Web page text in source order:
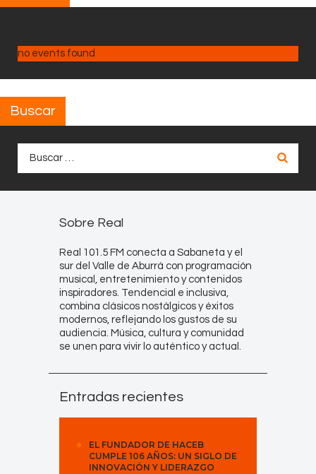
no events found
Buscar
Sobre Real
Real 101.5 FM conecta a Sabaneta y el
sur del Valle de Aburrá con programación
musical, entretenimiento y contenidos
inspiradores. Tendencial e inclusiva,
combina clásicos nostálgicos y éxitos
modernos, reflejando los gustos de su
audiencia. Música, cultura y comunidad
se unen para vivir lo auténtico y actual.
Entradas recientes
EL FUNDADOR DE HACEB
CUMPLE 106 AÑOS: UN SIGLO DE
INNOVACIÓN Y LIDERAZGO